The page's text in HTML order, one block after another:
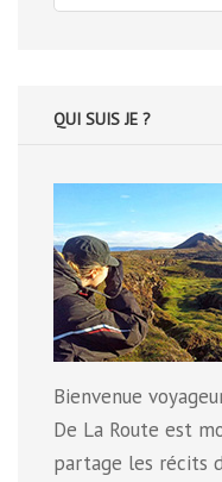
pour
QUI SUIS JE ?
Bienvenue
De La Route est
partage les récits